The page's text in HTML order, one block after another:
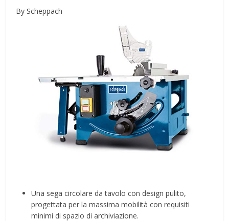
By Scheppach
Una sega circolare da tavolo con design pulito,
progettata per la massima mobilità con requisiti
minimi di spazio di archiviazione.